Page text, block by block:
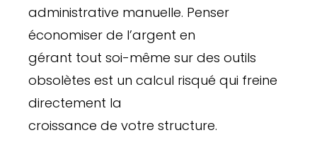
administrative manuelle. Penser
économiser de l’argent en
gérant tout soi-même sur des outils
obsolètes est un calcul risqué qui freine
directement la
croissance de votre structure.